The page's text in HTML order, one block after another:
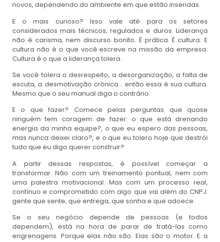
novos, dependendo do ambiente em que estão inseridas.
E o mais curioso? Isso vale até para os setores
considerados mais técnicos, regulados e duros. Liderança
não é carisma, nem discurso bonito. É prática. É cultura. E
cultura não é o que você escreve na missão da empresa.
Cultura é o que a liderança tolera.
Se você tolera o desrespeito, a desorganização, a falta de
escuta, a desmotivação crônica… então essa é sua cultura.
Mesmo que o seu manual diga o contrário.
E o que fazer? Comece pelas perguntas que quase
ninguém tem coragem de fazer: o que está drenando
energia da minha equipe?, o que eu espero das pessoas,
mas nunca deixei claro?, e o que eu tolero hoje que destrói
tudo que eu digo querer construir?
A partir dessas respostas, é possível começar a
transformar. Não com um treinamento pontual, nem com
uma palestra motivacional. Mas com um processo real,
contínuo e comprometido com algo que vai além do CNPJ:
gente que sente, que entrega, que sonha e que adoece.
Se o seu negócio depende de pessoas (e todos
dependem), está na hora de parar de tratá-las como
engrenagens. Porque elas não são. Elas são o motor. E a